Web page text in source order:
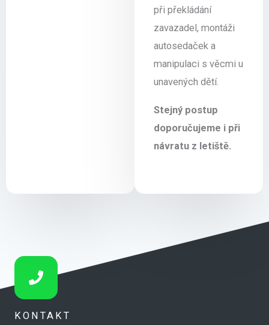
při překládání
zavazadel, montáži
autosedaček a
manipulaci s věcmi u
unavených dětí.
Stejný postup
doporučujeme i při
návratu z letiště.
KONTAKT